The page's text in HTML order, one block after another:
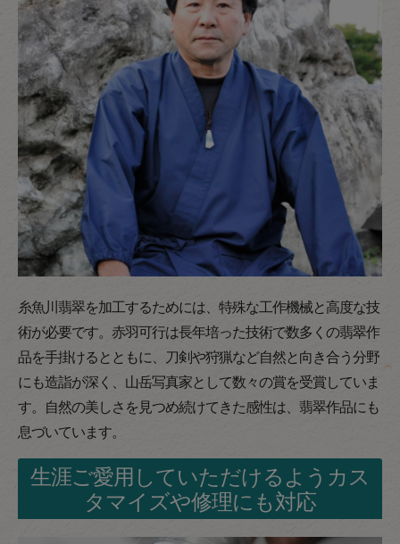
糸魚川翡翠を加工するためには、特殊な工作機械と高度な技
術が必要です。赤羽可行は長年培った技術で数多くの翡翠作
品を手掛けるとともに、刀剣や狩猟など自然と向き合う分野
にも造詣が深く、山岳写真家として数々の賞を受賞していま
す。自然の美しさを見つめ続けてきた感性は、翡翠作品にも
息づいています。
生涯ご愛用していただけるようカス
タマイズや修理にも対応